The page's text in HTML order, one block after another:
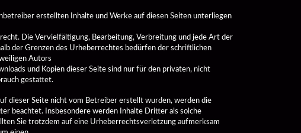
erstellten Inhalte und Werke auf diesen Seiten unterliegen
Die Vervielfältigung, Bearbeitung, Verbreitung und jede Art der
der Grenzen des Urheberrechtes bedürfen der schriftlichen
Autors
und Kopien dieser Seite sind nur für den privaten, nicht
gestattet.
dieser Seite nicht vom Betreiber erstellt wurden, werden die
beachtet. Insbesondere werden Inhalte Dritter als solche
Sie trotzdem auf eine Urheberrechtsverletzung aufmerksam